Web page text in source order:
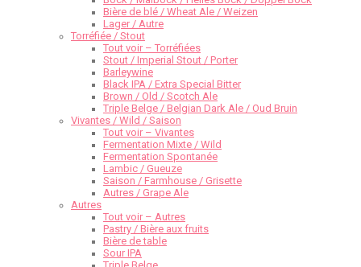
Bière de blé / Wheat Ale / Weizen
Lager / Autre
Torréfiée / Stout
Tout voir – Torréfiées
Stout / Imperial Stout / Porter
Barleywine
Black IPA / Extra Special Bitter
Brown / Old / Scotch Ale
Triple Belge / Belgian Dark Ale / Oud Bruin
Vivantes / Wild / Saison
Tout voir – Vivantes
Fermentation Mixte / Wild
Fermentation Spontanée
Lambic / Gueuze
Saison / Farmhouse / Grisette
Autres / Grape Ale
Autres
Tout voir – Autres
Pastry / Bière aux fruits
Bière de table
Sour IPA